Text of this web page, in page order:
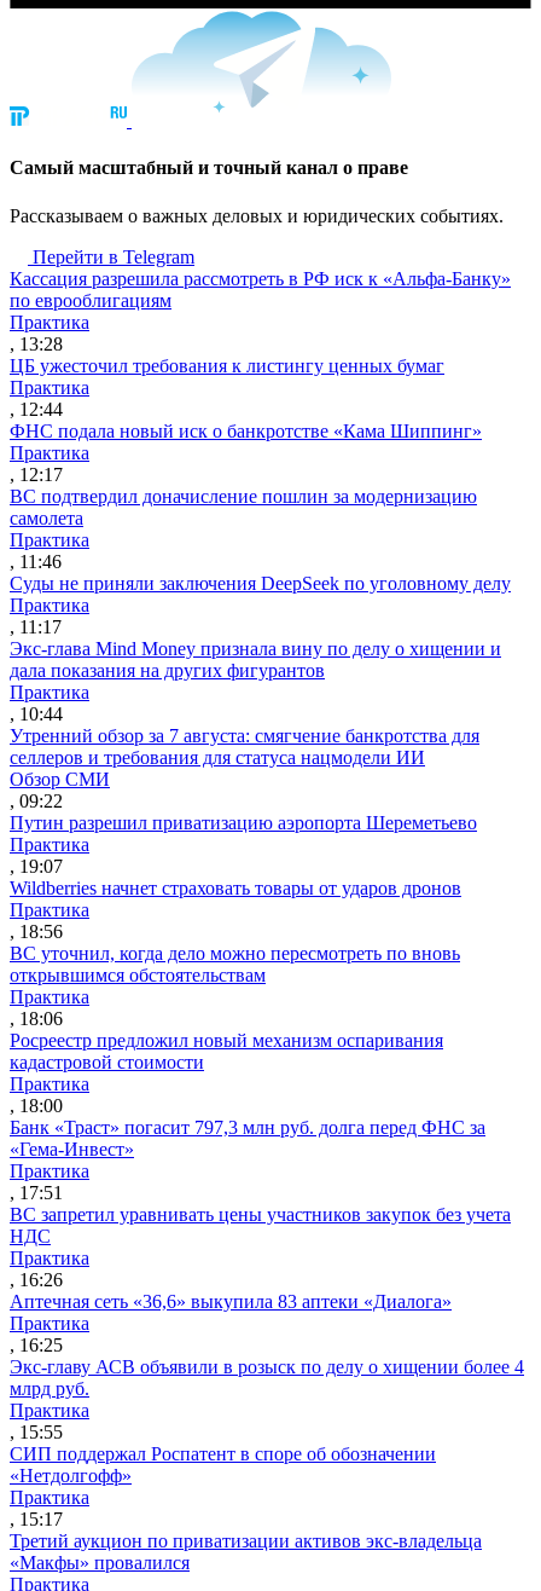
Cамый масштабный и точный канал о праве
Рассказываем о важных деловых и юридических событиях.
Перейти в Telegram
Кассация разрешила рассмотреть в РФ иск к «Альфа-Банку»
по еврооблигациям
Практика
, 13:28
ЦБ ужесточил требования к листингу ценных бумаг
Практика
, 12:44
ФНС подала новый иск о банкротстве «Кама Шиппинг»
Практика
, 12:17
ВС подтвердил доначисление пошлин за модернизацию
самолета
Практика
, 11:46
Суды не приняли заключения DeepSeek по уголовному делу
Практика
, 11:17
Экс-глава Mind Money признала вину по делу о хищении и
дала показания на других фигурантов
Практика
, 10:44
Утренний обзор за 7 августа: смягчение банкротства для
селлеров и требования для статуса нацмодели ИИ
Обзор СМИ
, 09:22
Путин разрешил приватизацию аэропорта Шереметьево
Практика
, 19:07
Wildberries начнет страховать товары от ударов дронов
Практика
, 18:56
ВС уточнил, когда дело можно пересмотреть по вновь
открывшимся обстоятельствам
Практика
, 18:06
Росреестр предложил новый механизм оспаривания
кадастровой стоимости
Практика
, 18:00
Банк «Траст» погасит 797,3 млн руб. долга перед ФНС за
«Гема-Инвест»
Практика
, 17:51
ВС запретил уравнивать цены участников закупок без учета
НДС
Практика
, 16:26
Аптечная сеть «36,6» выкупила 83 аптеки «Диалога»
Практика
, 16:25
Экс-главу АСВ объявили в розыск по делу о хищении более 4
млрд руб.
Практика
, 15:55
СИП поддержал Роспатент в споре об обозначении
«Нетдолгофф»
Практика
, 15:17
Третий аукцион по приватизации активов экс-владельца
«Макфы» провалился
Практика